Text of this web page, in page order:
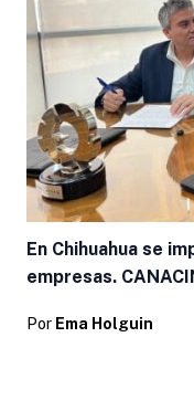
En Chihuahua se
empresas.
Por Ema Holguin